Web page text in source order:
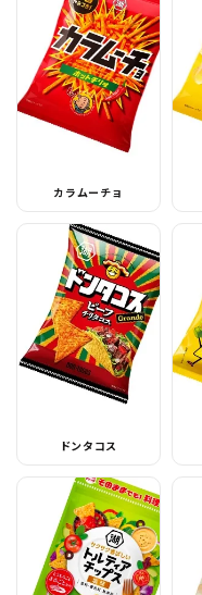
カラムーチョ
ドンタコス